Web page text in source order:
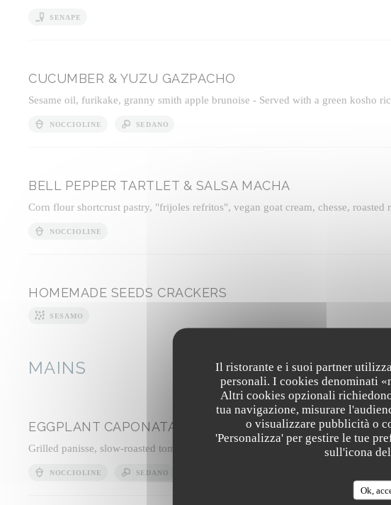
Il ristorante e i suoi partner
personali. I cookies denominati
Altri cookies opzionali
tua navigazione, misurare
o visualizzare pubblicità o
'Personalizza' per gestire le tue
sull'icona
Ok,
SENAPE
CUCUMBER & YUZU GAZPACHO
Sesame oil, furikake, granny smith apple brunoise - Served with a green kosho
NOCCIOLINE SEDANO
BELL PEPPER TARTLET & SALSA MACHA
Corn flour shortcrust pastry, "frijoles refritos", vegan goat cream, chesse, roasted
NOCCIOLINE
HOMEMADE SEEDS CRACKERS
SESAMO
MAINS
EGGPLANT CAPONATA WITH OLIVES
Grilled panisse, slow-roasted tomato sauce with mild harissa, basil pesto,
NOCCIOLINE SEDANO